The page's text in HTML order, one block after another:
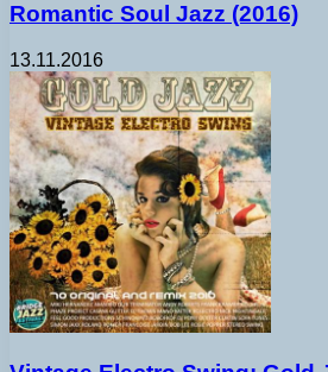
Romantic Soul Jazz (2016)
13.11.2016